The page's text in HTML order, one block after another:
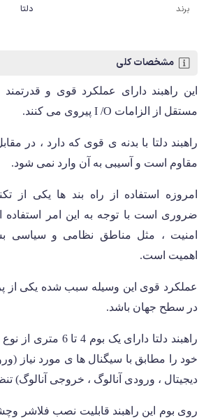
برند دلتا
مشخصات کلی
این راهبند دارای عملکرد قوی و
مستقل از الزامات I /O پیروی می کنند.
راهبند دلتا با بدنه ی قوی که دارد ، در
مقاوم است و آسیبی به آن وارد نمی شود.
امروزه استفاده از راه بند ها یکی از
ضروری است با توجه به این امر استفاده
امنیت ، مثل مناطق نظامی و سیاسی
اهمیت است.
عملکرد قوی این وسیله سبب شده یکی از
در سطح جهان باشد.
راهبند دلتا دارای یک
خود را مطابق با سیگنال ها ی مورد نیاز
دیجیتال ، ورودی آنالوگ ، خروجی آنالوگ)
روی بوم این راهبند قابلیت نصب فلاشر